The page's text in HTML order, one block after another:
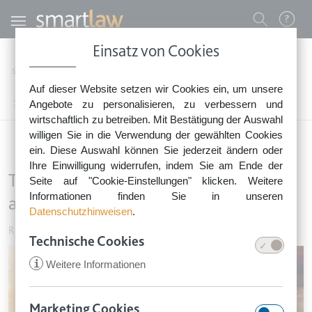
Einsatz von Cookies
Auf dieser Website setzen wir Cookies ein, um unsere
Angebote zu personalisieren, zu verbessern und
wirtschaftlich zu betreiben. Mit Bestätigung der Auswahl
willigen Sie in die Verwendung der gewählten Cookies
ein. Diese Auswahl können Sie jederzeit ändern oder
Ihre Einwilligung widerrufen, indem Sie am Ende der
Seite auf "Cookie-Einstellungen" klicken. Weitere
Informationen finden Sie in unseren
Datenschutzhinweisen.
Technische Cookies
i Weitere Informationen
Direkt zum Inhalt
0800 - 268 4 268 (kostenfrei)
Sie erreichen unser Service-Team:
Montag bis Freitag: 8-18 Uhr
Keine Rechtsberatung.
Benutzermenü
Startseite
Trinkgeld auf Kreuzfahrt darf nicht automatisch abgebucht werden
Trinkgeld auf Kreuzfahrt darf nicht
automatisch abgebucht werden
Reisen & Urlaub
Image